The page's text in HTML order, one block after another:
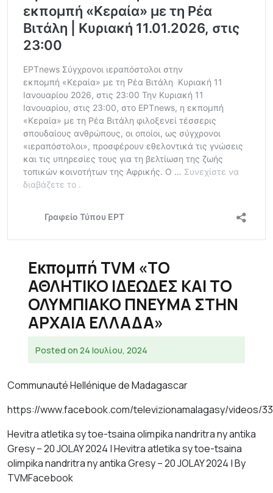
Εκπομπή TVM «ΤΟ
ΑΘΛΗΤΙΚΟ ΙΔΕΩΔΕΣ ΚΑΙ ΤΟ
ΟΛΥΜΠΙΑΚΟ ΠΝΕΥΜΑ ΣΤΗΝ
ΑΡΧΑΙΑ ΕΛΛΑΔΑ»
Posted on 24 Ιουλίου, 2024
Communauté Hellénique de Madagascar
https://www.facebook.com/televizionamalagasy/videos/
Hevitra atletika sy toe-tsaina olimpika nandritra ny antika
Gresy – 20 JOLAY 2024 | Hevitra atletika sy toe-tsaina
olimpika nandritra ny antika Gresy – 20 JOLAY 2024 | By
TVMFacebook